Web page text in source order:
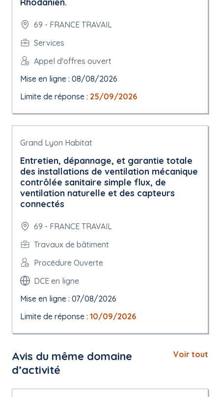
69 - FRANCE TRAVAIL
Services
Appel d'offres ouvert
Mise en ligne : 08/08/2026
Limite de réponse : 25/09/2026
Grand Lyon Habitat
Entretien, dépannage, et garantie totale
des installations de ventilation mécanique
contrôlée sanitaire simple flux, de
ventilation naturelle et des capteurs
connectés
69 - FRANCE TRAVAIL
Travaux de bâtiment
Procédure Ouverte
DCE en ligne
Mise en ligne : 07/08/2026
Limite de réponse : 10/09/2026
Avis du même domaine
d’activité
Voir tout